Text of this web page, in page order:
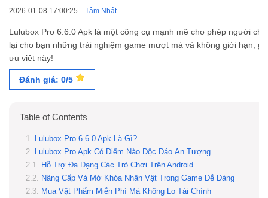
2026-01-08 17:00:25 - Tâm Nhất
Lulubox Pro 6.6.0 Apk là một công cụ mạnh mẽ cho phép người
lại cho bạn những trải nghiệm game mượt mà và không giới hạn,
ưu việt này!
Đánh giá: 0/5
Table of Contents
Lulubox Pro 6.6.0 Apk Là Gì?
Lulubox Pro Apk Có Điểm Nào Độc Đáo Ấn Tượng
Hỗ Trợ Đa Dạng Các Trò Chơi Trên Android
Nâng Cấp Và Mở Khóa Nhân Vật Trong Game Dễ Dàng
Mua Vật Phẩm Miễn Phí Mà Không Lo Tài Chính